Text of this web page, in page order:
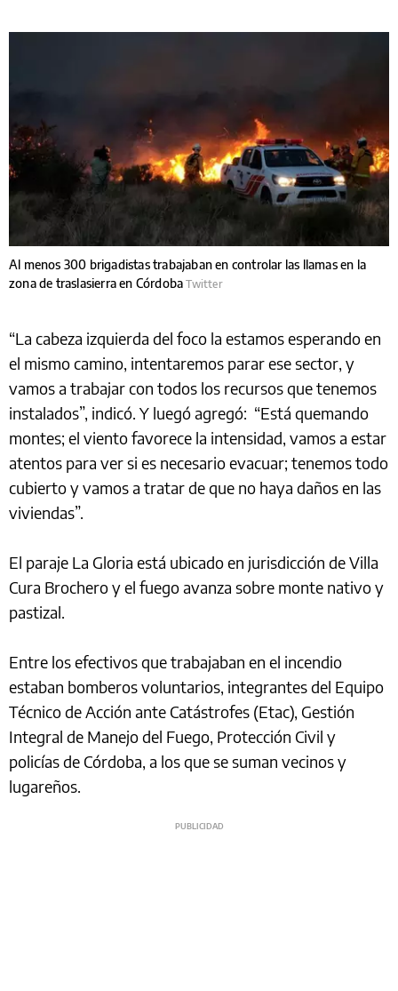
Al menos 300 brigadistas trabajaban en controlar las llamas en la
zona de traslasierra en CórdobaTwitter
“La cabeza izquierda del foco la estamos esperando en
el mismo camino, intentaremos parar ese sector, y
vamos a trabajar con todos los recursos que tenemos
instalados”, indicó. Y luegó agregó: “Está quemando
montes; el viento favorece la intensidad, vamos a estar
atentos para ver si es necesario evacuar; tenemos todo
cubierto y vamos a tratar de que no haya daños en las
viviendas”.
El paraje La Gloria está ubicado en jurisdicción de Villa
Cura Brochero y el fuego avanza sobre monte nativo y
pastizal.
Entre los efectivos que trabajaban en el incendio
estaban bomberos voluntarios, integrantes del Equipo
Técnico de Acción ante Catástrofes (Etac), Gestión
Integral de Manejo del Fuego, Protección Civil y
policías de Córdoba, a los que se suman vecinos y
lugareños.